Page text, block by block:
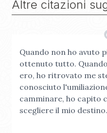
Altre citazioni
Quando non ho avuto
ottenuto tutto.
ero, ho ritrovato me
conosciuto
camminare, ho capito
scegliere il mio destino.